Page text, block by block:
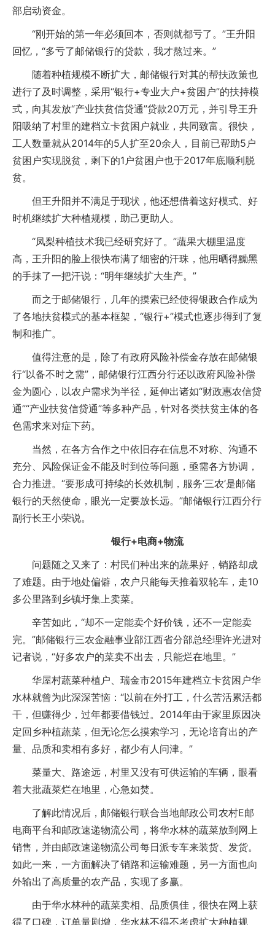
部启动资金。
“刚开始的第一年必须回本，否则就都亏了。”王升阳
回忆，“多亏了邮储银行的贷款，我才熬过来。”
随着种植规模不断扩大，邮储银行对其的帮扶政策也
进行了及时调整，采用“银行+专业大户+贫困户”的扶持模
式，向其发放“产业扶贫信贷通”贷款20万元，并引导王升
阳吸纳了村里的建档立卡贫困户就业，共同致富。很快，
工人数量就从2014年的5人扩至20余人，目前已帮助5户
贫困户实现脱贫，剩下的1户贫困户也于2017年底顺利脱
贫。
但王升阳并不满足于现状，他还想借着这好模式、好
时机继续扩大种植规模，助己更助人。
“凤梨种植技术我已经研究好了。”蔬果大棚里温度
高，王升阳的脸上很快布满了细密的汗珠，他用晒得黝黑
的手抹了一把汗说：“明年继续扩大生产。”
而之于邮储银行，几年的摸索已经使得银政合作成为
了各地扶贫模式的基本框架，“银行+”模式也逐步得到了复
制和推广。
值得注意的是，除了有政府风险补偿金存放在邮储银
行“以备不时之需”，邮储银行江西分行还以政府风险补偿
金为圆心，以农户需求为半径，延伸出诸如“财政惠农信贷
通”“产业扶贫信贷通”等多种产品，针对各类扶贫主体的各
色需求来对症下药。
当然，在各方合作之中依旧存在信息不对称、沟通不
充分、风险保证金不能及时到位等问题，亟需各方协调，
合力推进。“要形成可持续的长效机制，服务‘三农’是邮储
银行的天然使命，眼光一定要放长远。”邮储银行江西分行
副行长王小荣说。
银行+电商+物流
问题随之又来了：村民们种出来的蔬果好，销路却成
了难题。由于地处偏僻，农户只能每天推着双轮车，走10
多公里路到乡镇圩集上卖菜。
辛苦如此，“却不一定能卖个好价钱，还不一定能卖
完。”邮储银行三农金融事业部江西省分部总经理许光进对
记者说，“好多农户的菜卖不出去，只能烂在地里。”
华屋村蔬菜种植户、瑞金市2015年建档立卡贫困户华
水林就曾为此深深苦恼：“以前在外打工，什么苦活累活都
干，但赚得少，过年都要借钱过。2014年由于家里原因决
定回乡种植蔬菜，但无论怎么摸索学习，无论培育出的产
量、品质和卖相有多好，都少有人问津。”
菜量大、路途远，村里又没有可供运输的车辆，眼看
着大批蔬菜烂在地里，心急如焚。
了解此情况后，邮储银行联合当地邮政公司农村E邮
电商平台和邮政速递物流公司，将华水林的蔬菜放到网上
销售，并由邮政速递物流公司每日派专车来装货、发货。
如此一来，一方面解决了销路和运输难题，另一方面也向
外输出了高质量的农产品，实现了多赢。
由于华水林种的蔬菜卖相、品质俱佳，很快在网上获
得了口碑，订单量剧增，华水林不得不考虑扩大种植规